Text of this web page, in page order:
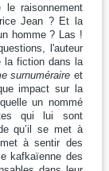
raisonnement
Jean ? Et la
homme ? Las !
l'auteur
la fiction dans la
surnuméraire et
impact sur la
un nommé
qui lui sont
qu’il se met à
à sentir des
kafkaïenne des